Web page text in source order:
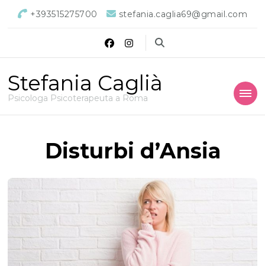
+393515275700 stefania.caglia69@gmail.com
Stefania Caglià
Psicologa Psicoterapeuta a Roma
Disturbi d’Ansia